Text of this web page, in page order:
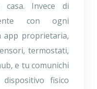
Invece di
con ogni
app proprietaria,
termostati,
e tu comunichi
fisico